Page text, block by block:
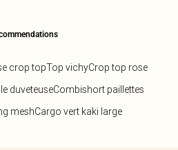
crop topTop vichyCrop top rose
duveteuseCombishort paillettes
meshCargo vert kaki large